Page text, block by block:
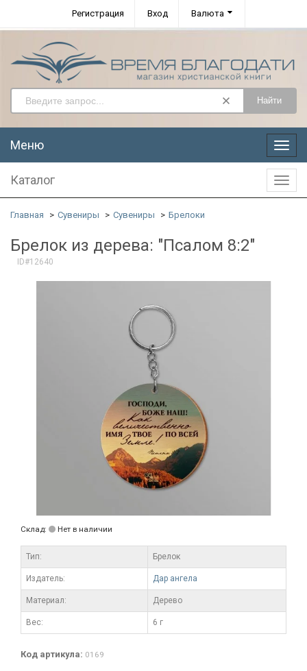
Регистрация Вход Валюта
Найти
Меню
Меню
Каталог
Главная Сувениры Сувениры Брелоки
Брелок из дерева: "Псалом 8:2"
ID#12640
Склад: Нет в наличии
Тип: Брелок
Издатель: Дар ангела
Материал: Дерево
Вес: 6 г
Код артикула: 0169